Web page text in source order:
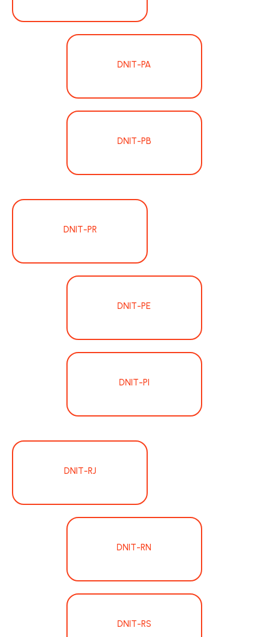
DNIT-PA
DNIT-PB
DNIT-PR
DNIT-PE
DNIT-PI
DNIT-RJ
DNIT-RN
DNIT-RS